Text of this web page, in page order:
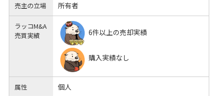
売主の立場 所有者
ラッコM&A
売買実績
6件以上の売却実績
購入実績なし
属性 個人